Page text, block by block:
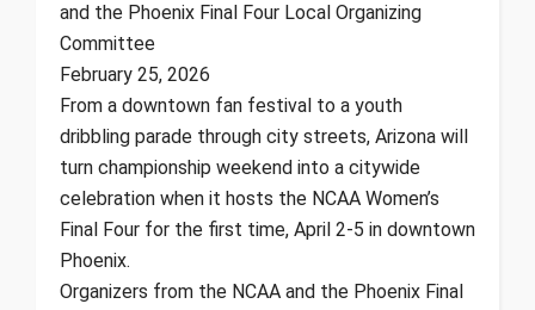
and the Phoenix Final Four Local Organizing
Committee
February 25, 2026
From a downtown fan festival to a youth
dribbling parade through city streets, Arizona will
turn championship weekend into a citywide
celebration when it hosts the NCAA Women’s
Final Four for the first time, April 2-5 in downtown
Phoenix.
Organizers from the NCAA and the Phoenix Final